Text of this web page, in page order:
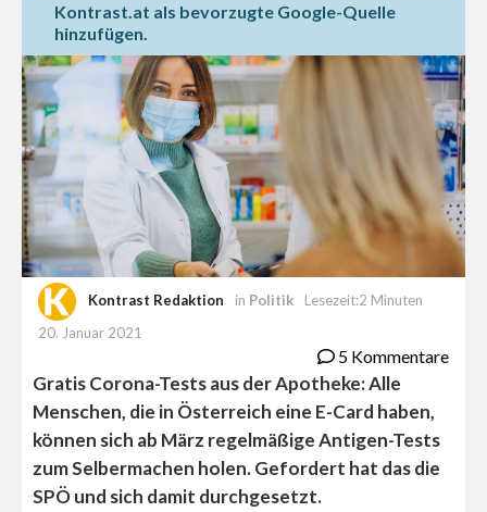
Kontrast.at als bevorzugte Google-Quelle
hinzufügen.
Kontrast Redaktion in Politik
Lesezeit:2 Minuten
20. Januar 2021
5 Kommentare
Gratis Corona-Tests aus der Apotheke: Alle
Menschen, die in Österreich eine E-Card haben,
können sich ab März regelmäßige Antigen-Tests
zum Selbermachen holen. Gefordert hat das die
SPÖ und sich damit durchgesetzt.